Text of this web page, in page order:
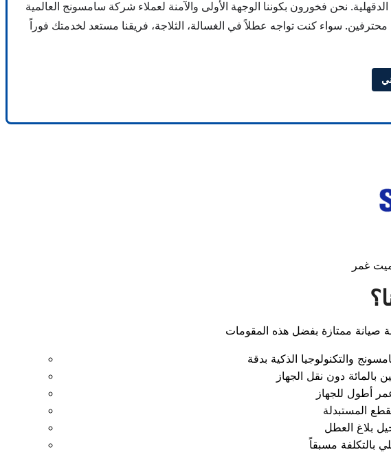
نحن فخورون بكوننا الوجهة الأولى والآمنة لعملاء شركة سامسونج العالمية
سواء كنت تواجه عطلاً في الغسالة، الثلاجة، فريقنا مستعد لخدمتك فوراً
غمر